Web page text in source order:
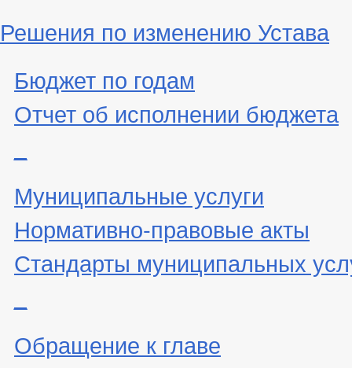
Решения по изменению Устава
Бюджет по годам
Отчет об исполнении бюджета
Муниципальные услуги
Нормативно-правовые акты
Стандарты муниципальных
Обращение к главе